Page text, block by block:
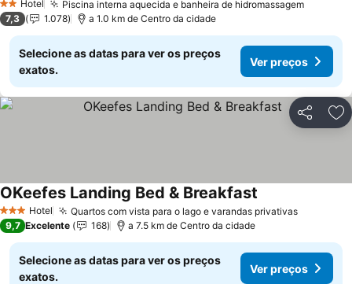
2 Estrelas
Hotel
Piscina interna aquecida e banheira de hidromassagem
7,3
1.078 a 1.0 km de Centro da cidade
Selecione as datas para ver os preços
exatos.
Ver preços
Partilhar
3 EstrelasHotel Quartos com vista para o lago e varandas privativas
OKeefes Landing Bed & Breakfast
9,7 Excelente 168 a 7.5 km de Centro da cidade
Selecione as datas para ver os preços
exatos.
Ver preços